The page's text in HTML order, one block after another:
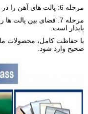
مرحله 6: پالت های آهن را در ظرف با کمربندهای پلاستیکی دوام بکشید.
مرحله 7. فضای بین
پایدار است.
با حفاظت کامل، محصولات
صحیح وارد شود.